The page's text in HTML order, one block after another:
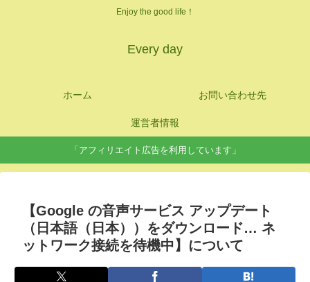
Enjoy the good life！
Every day
ホーム お問い合わせ先
運営者情報
「アフィリエイト広告を利用しています」
【Google の音声サービス アップデート
（日本語（日本））をダウンロード… ネ
ットワーク接続を待機中】について